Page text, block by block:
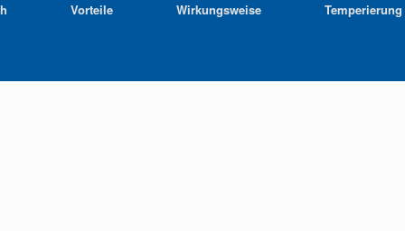
Vorteile Wirkungsweise Temperierung